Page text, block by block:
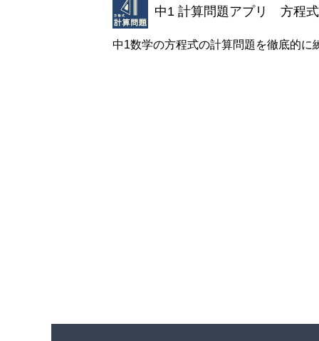
中1 計算問題アプリ 方程式
中1数学の方程式の計算問題を徹底的に